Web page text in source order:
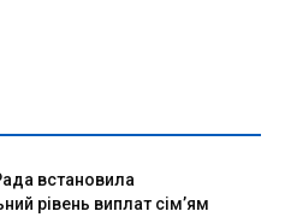
встановила
рівень виплат сім’ям